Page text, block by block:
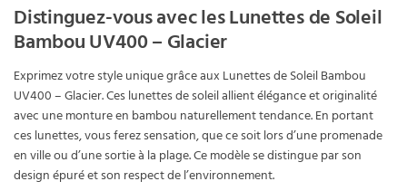
Distinguez-vous avec les Lunettes de Soleil
Bambou UV400 – Glacier
Exprimez votre style unique grâce aux Lunettes de Soleil Bambou
UV400 – Glacier. Ces lunettes de soleil allient élégance et originalité
avec une monture en bambou naturellement tendance. En portant
ces lunettes, vous ferez sensation, que ce soit lors d’une promenade
en ville ou d’une sortie à la plage. Ce modèle se distingue par son
design épuré et son respect de l’environnement.